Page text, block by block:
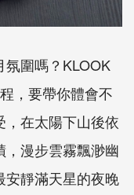
圍嗎？ KLOOK
，要帶你體會不
在太陽下山後依
漫步雲霧飄渺幽
安靜滿天星的夜晚